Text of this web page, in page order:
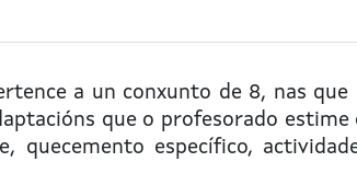
a un conxunto de 8, nas
que o profesorado
quecemento específico,